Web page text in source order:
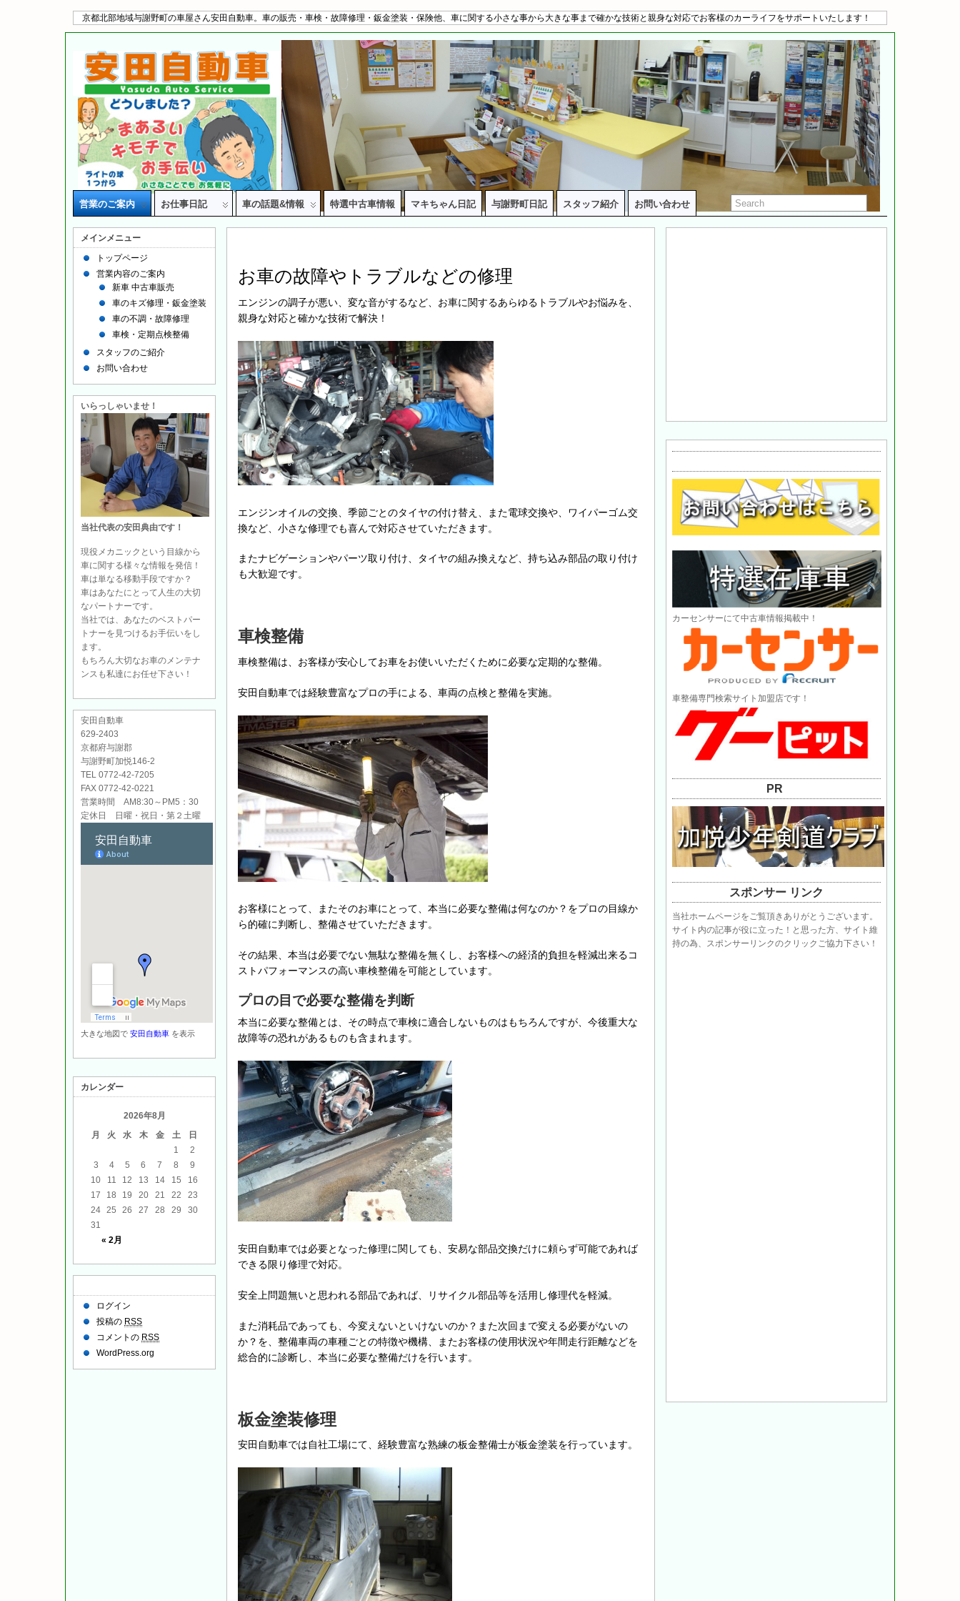
京都北部地域与謝野町の車屋さん安田自動車。車の販売・車検・故障修理・鈑金塗装・保険他、車に関する小さな事から大きな事まで確かな技術と親身な対応でお客様のカーライフをサポートいたします！
営業のご案内 お仕事日記 車の話題&情報 特選中古車情報 マキちゃん日記 与謝野町日記 スタッフ紹介 お問い合わせ
お車の故障やトラブルなどの修理
エンジンの調子が悪い、変な音がするなど、お車に関するあらゆるトラブルやお悩みを、
親身な対応と確かな技術で解決！
エンジンオイルの交換、季節ごとのタイヤの付け替え、また電球交換や、ワイパーゴム交
換など、小さな修理でも喜んで対応させていただきます。
またナビゲーションやパーツ取り付け、タイヤの組み換えなど、持ち込み部品の取り付け
も大歓迎です。
車検整備
車検整備は、お客様が安心してお車をお使いいただくために必要な定期的な整備。
安田自動車では経験豊富なプロの手による、車両の点検と整備を実施。
お客様にとって、またそのお車にとって、本当に必要な整備は何なのか？をプロの目線か
ら的確に判断し、整備させていただきます。
その結果、本当は必要でない無駄な整備を無くし、お客様への経済的負担を軽減出来るコ
ストパフォーマンスの高い車検整備を可能としています。
プロの目で必要な整備を判断
本当に必要な整備とは、その時点で車検に適合しないものはもちろんですが、今後重大な
故障等の恐れがあるものも含まれます。
安田自動車では必要となった修理に関しても、安易な部品交換だけに頼らず可能であれば
できる限り修理で対応。
安全上問題無いと思われる部品であれば、リサイクル部品等を活用し修理代を軽減。
また消耗品であっても、今変えないといけないのか？また次回まで変える必要がないの
か？を、整備車両の車種ごとの特徴や機構、またお客様の使用状況や年間走行距離などを
総合的に診断し、本当に必要な整備だけを行います。
板金塗装修理
安田自動車では自社工場にて、経験豊富な熟練の板金整備士が板金塗装を行っています。
メインメニュー
トップページ
営業内容のご案内
新車 中古車販売
車のキズ修理・鈑金塗装
車の不調・故障修理
車検・定期点検整備
スタッフのご紹介
お問い合わせ
いらっしゃいませ！
当社代表の安田典由です！
現役メカニックという目線から
車に関する様々な情報を発信！
車は単なる移動手段ですか？
車はあなたにとって人生の大切
なパートナーです。
当社では、あなたのベストパー
トナーを見つけるお手伝いをし
ます。
もちろん大切なお車のメンテナ
ンスも私達にお任せ下さい！
安田自動車
629-2403
京都府与謝郡
与謝野町加悦146-2
TEL 0772-42-7205
FAX 0772-42-0221
営業時間 AM8:30～PM5：30
定休日 日曜・祝日・第２土曜
大きな地図で 安田自動車 を表示
カレンダー
2026年8月
月
火 水 木 金 土 日
« 2月
1
2
3
4 5 6 7 8
9
10
11 12 13 14 15
16
17
18 19 20 21 22
23
24 25 26 27 28 29
30
31
ログイン
投稿の RSS
コメントの RSS
WordPress.org
カーセンサーにて中古車情報掲載中！
車整備専門検索サイト加盟店です！
PR
スポンサー リンク
当社ホームページをご覧頂きありがとうございます。
サイト内の記事が役に立った！と思った方、サイト維
持の為、スポンサーリンクのクリックご協力下さい！